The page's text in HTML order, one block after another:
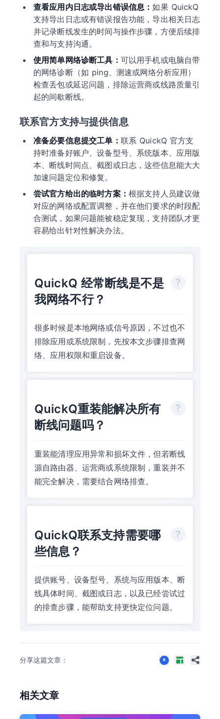
查看应用内日志或导出错误信息：如果 QuickQ
支持导出日志或有错误报告功能，导出相关日志
并记录断线发生的时间与操作步骤，方便后续排
查和与支持沟通。
使用简单网络诊断工具： 可以用手机或电脑自带
的网络诊断（如 ping、测速或网络分析应用）
检查丢包或延迟问题，排除运营商或线路质量引
起的间歇断线。
联系官方支持与提供信息
准备必要信息提交工单： 联系 QuickQ 官方支
持时准备好账户、设备型号、系统版本、应用版
本、断线时间点、截图或日志，这些信息能大大
加速问题定位和修复。
尝试官方给出的临时方案： 根据支持人员建议做
对应的网络或配置调整，并在他们要求的时段配
合测试，如果问题能被稳定复现，支持团队才更
容易给出针对性解决办法。
QuickQ 经常断线是不是
我网络不行？
很多时候是本地网络或信号原因，不过也不
排除应用或系统限制，先按本文步骤排查网
络、应用权限和重启设备。
QuickQ重装能解决所有
断线问题吗？
重装能清理应用异常和损坏文件，但若断线
源自路由器、运营商或系统限制，重装并不
能完全解决，需要结合网络排查。
QuickQ联系支持需要哪
些信息？
提供账号、设备型号、系统与应用版本、断
线具体时间、截图或日志，以及已经尝试过
的排查步骤，能帮助支持更快定位问题。
分享这篇文章：
相关文章